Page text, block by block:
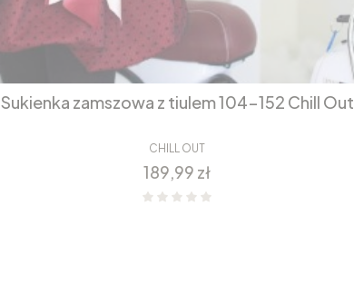
Sukienka zamszowa z tiulem 104-152 Chill Out
CHILL OUT
Cena
189,99 zł